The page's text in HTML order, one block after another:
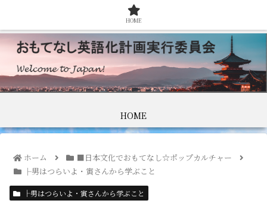
HOME
ホーム
■日本文化でおもてなし☆ポップカルチャー
├男はつらいよ・寅さんから学ぶこと
├男はつらいよ・寅さんから学ぶこと
HOME